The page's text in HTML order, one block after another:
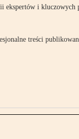
i kluczowych
treści